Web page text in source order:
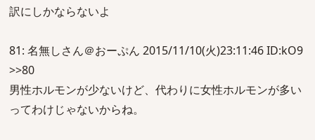
訳にしかならないよ
81: 名無しさん＠おーぷん 2015/11/10(火)23:11:46 ID:kO9
>>80
男性ホルモンが少ないけど、代わりに女性ホルモンが多い
ってわけじゃないからね。